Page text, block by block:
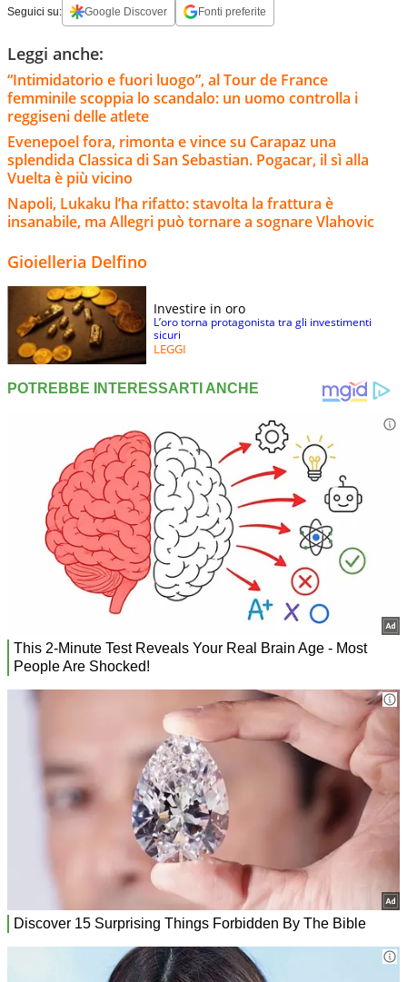
Seguici su: Google Discover Fonti preferite
Leggi anche:
“Intimidatorio e fuori luogo”, al Tour de France
femminile scoppia lo scandalo: un uomo controlla i
reggiseni delle atlete
Evenepoel fora, rimonta e vince su Carapaz una
splendida Classica di San Sebastian. Pogacar, il sì alla
Vuelta è più vicino
Napoli, Lukaku l’ha rifatto: stavolta la frattura è
insanabile, ma Allegri può tornare a sognare Vlahovic
Gioielleria Delfino
Investire in oro
L’oro torna protagonista tra gli investimenti
sicuri
LEGGI